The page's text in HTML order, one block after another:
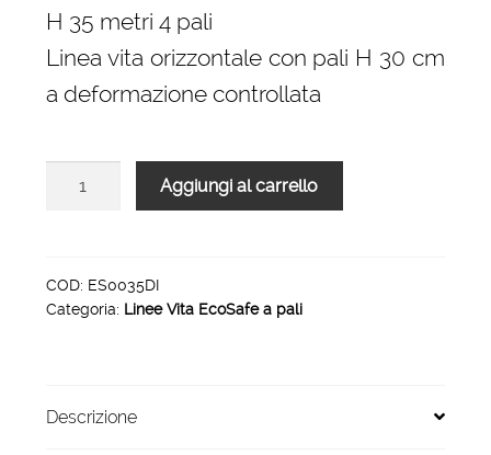
H 35 metri 4 pali
Linea vita orizzontale con pali H 30 cm
a deformazione controllata
inclinazione
H
pali
Aggiungi al carrello
COD: ES0035DI
Categoria: Linee Vita EcoSafe a pali
Descrizione